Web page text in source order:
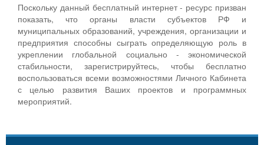
Поскольку данный бесплатный интернет - ресурс призван
показать, что органы власти субъектов РФ и
муниципальных образований, учреждения, организации и
предприятия способны сыграть определяющую роль в
укреплении глобальной социально - экономической
стабильности, зарегистрируйтесь, чтобы бесплатно
воспользоваться всеми возможностями Личного Кабинета
с целью развития Ваших проектов и программных
мероприятий.